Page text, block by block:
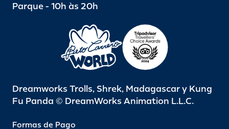
Parque - 10h às 20h
Dreamworks Trolls, Shrek, Madagascar y Kung
Fu Panda © DreamWorks Animation L.L.C.
Formas de Pago